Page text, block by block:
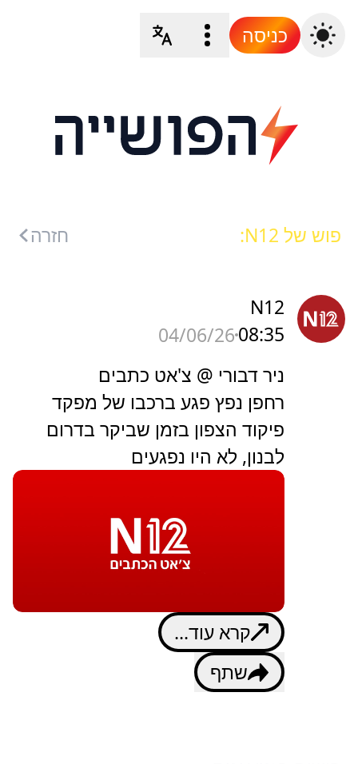
כניסה
פוש של N12: חזרה
N12
08:35
04/06/26
ניר דבורי @ צ'אט כתבים
רחפן נפץ פגע ברכבו של מפקד
פיקוד הצפון בזמן שביקר בדרום
לבנון, לא היו נפגעים
קרא עוד...
שתף